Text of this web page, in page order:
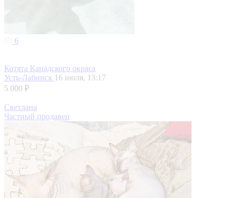
6
Котята Канадского окраса
Усть-Лабинск 16 июля, 13:17
5 000 ₽
Светлана
Частный продавец